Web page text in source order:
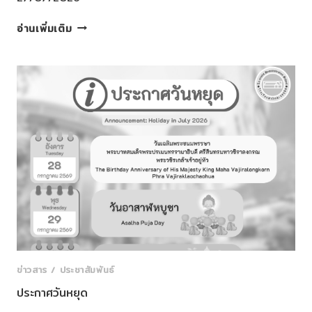
อ่านเพิ่มเติมโรงเรียนสาธิต
กรุงเทพมหานคร
จัด
พิธี
ถวาย
พระพร
ชัยมงคล
ข่าวสาร / ประชาสัมพันธ์
ประกาศวันหยุด